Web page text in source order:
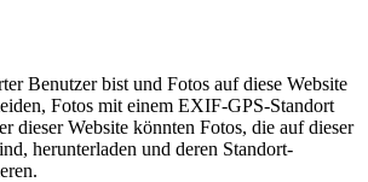
Benutzer bist und Fotos auf diese Website
Fotos mit einem EXIF-GPS-Standort
dieser Website könnten Fotos, die auf dieser
herunterladen und deren Standort-